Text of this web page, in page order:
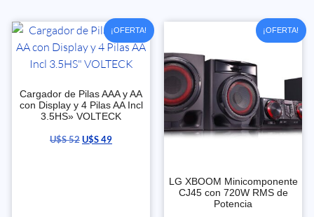
¡OFERTA!
Cargador de Pilas AAA y AA
con Display y 4 Pilas AA Incl
3.5HS» VOLTECK
U$S52U$S49
¡OFERTA!
LG XBOOM Minicomponente
CJ45 con 720W RMS de
Potencia